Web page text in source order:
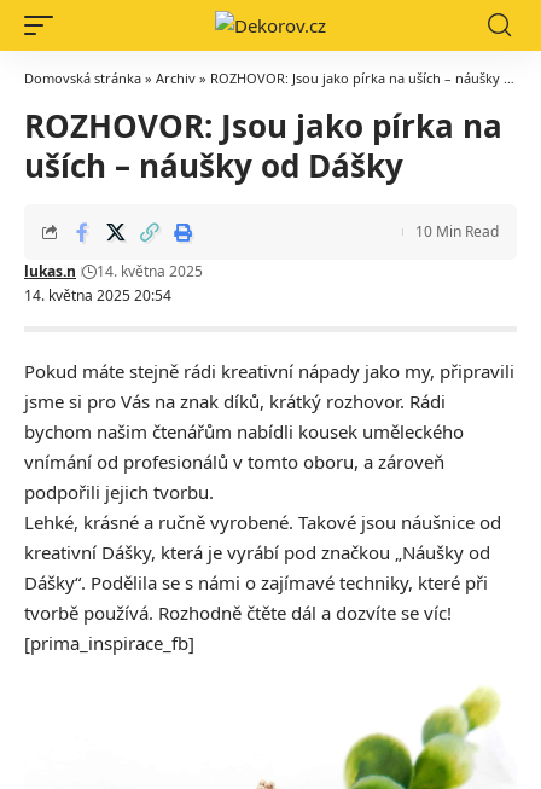
Domovská stránka » Archiv » ROZHOVOR: Jsou jako pírka na uších – náušky od Dášky
ROZHOVOR: Jsou jako pírka na
uších – náušky od Dášky
14. května 2025 20:54
lukas.n 14. května 2025
10 Min Read
Pokud máte stejně rádi kreativní nápady jako my, připravili
jsme si pro Vás na znak díků, krátký rozhovor. Rádi
bychom našim čtenářům nabídli kousek uměleckého
vnímání od profesionálů v tomto oboru, a zároveň
podpořili jejich tvorbu.
Lehké, krásné a ručně vyrobené. Takové jsou náušnice od
kreativní Dášky, která je vyrábí pod značkou „Náušky od
Dášky“. Podělila se s námi o zajímavé techniky, které při
tvorbě používá. Rozhodně čtěte dál a dozvíte se víc!
[prima_inspirace_fb]